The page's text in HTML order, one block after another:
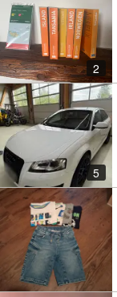
2
5